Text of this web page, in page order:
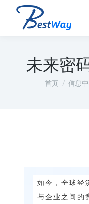
未来密
您在这里：
首页 信息
如今，全球经
与企业之间的